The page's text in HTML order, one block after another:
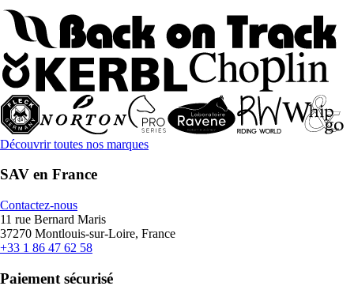
Découvrir toutes nos marques
SAV en France
Contactez-nous
11 rue Bernard Maris
37270 Montlouis-sur-Loire, France
+33 1 86 47 62 58
Paiement sécurisé